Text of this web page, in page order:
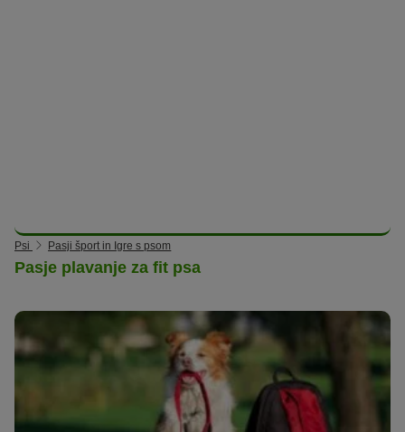
Psi Pasji šport in Igre s psom
Pasje plavanje za fit psa